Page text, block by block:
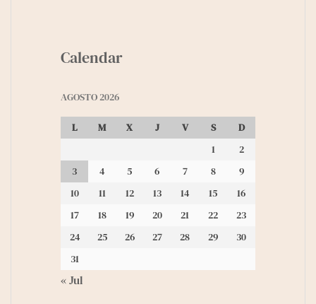
Calendar
AGOSTO 2026
L M X J V S
D
1
2
3
4 5 6 7 8
9
10
11 12 13 14 15
16
17
18 19 20 21 22
23
24
25 26 27 28 29
30
31
« Jul